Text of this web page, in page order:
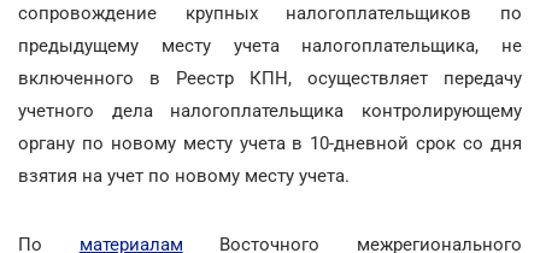
сопровождение крупных налогоплательщиков по
предыдущему месту учета налогоплательщика, не
включенного в Реестр КПН, осуществляет передачу
учетного дела налогоплательщика контролирующему
органу по новому месту учета в 10-дневной срок со дня
взятия на учет по новому месту учета.
По материалам Восточного межрегионального